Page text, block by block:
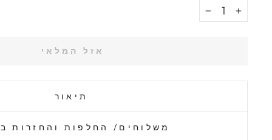
− +
אזל המלאי
תיאור
משלוחים/ החלפות והחזרות